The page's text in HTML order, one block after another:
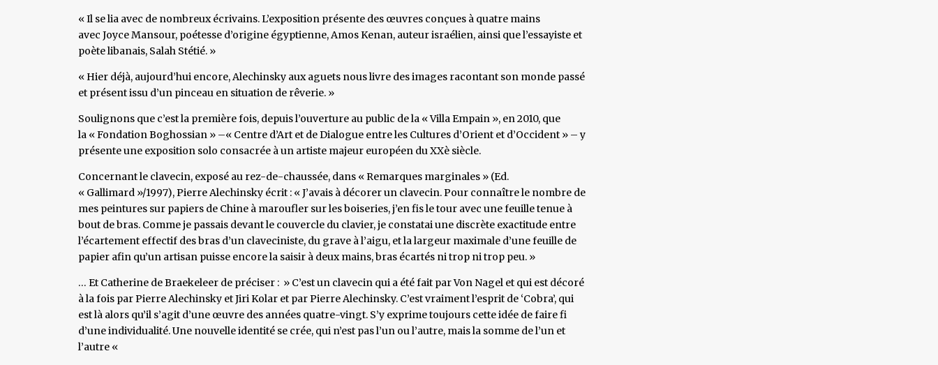
« Il se lia avec de nombreux écrivains. L’exposition présente des œuvres conçues à quatre mains
avec Joyce Mansour, poétesse d’origine égyptienne, Amos Kenan, auteur israélien, ainsi que l’essayiste et
poète libanais, Salah Stétié. »
« Hier déjà, aujourd’hui encore, Alechinsky aux aguets nous livre des images racontant son monde passé
et présent issu d’un pinceau en situation de rêverie. »
Soulignons que c’est la première fois, depuis l’ouverture au public de la « Villa Empain », en 2010, que
la « Fondation Boghossian » –« Centre d’Art et de Dialogue entre les Cultures d’Orient et d’Occident » – y
présente une exposition solo consacrée à un artiste majeur européen du XXè siècle.
Concernant le clavecin, exposé au rez-de-chaussée, dans « Remarques marginales » (Ed.
« Gallimard »/1997), Pierre Alechinsky écrit : « J’avais à décorer un clavecin. Pour connaître le nombre de
mes peintures sur papiers de Chine à maroufler sur les boiseries, j’en fis le tour avec une feuille tenue à
bout de bras. Comme je passais devant le couvercle du clavier, je constatai une discrète exactitude entre
l’écartement effectif des bras d’un claveciniste, du grave à l’aigu, et la largeur maximale d’une feuille de
papier afin qu’un artisan puisse encore la saisir à deux mains, bras écartés ni trop ni trop peu. »
… Et Catherine de Braekeleer de préciser : » C’est un clavecin qui a été fait par Von Nagel et qui est décoré
à la fois par Pierre Alechinsky et Jiri Kolar et par Pierre Alechinsky. C’est vraiment l’esprit de ‘Cobra’, qui
est là alors qu’il s’agit d’une œuvre des années quatre-vingt. S’y exprime toujours cette idée de faire fi
d’une individualité. Une nouvelle identité se crée, qui n’est pas l’un ou l’autre, mais la somme de l’un et
l’autre «